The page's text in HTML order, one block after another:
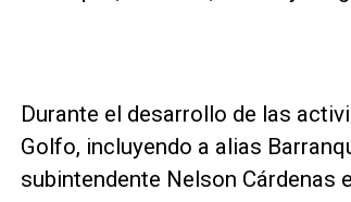
Durante el desarrollo de las
Golfo, incluyendo a alias
subintendente Nelson Cárdenas